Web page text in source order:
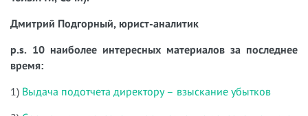
Дмитрий Подгорный, юрист-аналитик
p.s. 10 наиболее интересных материалов за последнее
время:
1) Выдача подотчета директору – взыскание убытков